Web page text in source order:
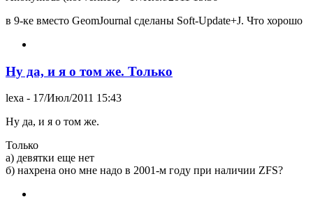
в 9-ке вместо GeomJournal сделаны Soft-Update+J. Что хорошо
Ну да, и я о том же. Только
lexa - 17/Июл/2011 15:43
Ну да, и я о том же.
Только
а) девятки еще нет
б) нахрена оно мне надо в 2001-м году при наличии ZFS?